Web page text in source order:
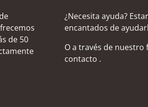
de 50
¿Necesita ayuda?
encantados de
O a través de
contacto .